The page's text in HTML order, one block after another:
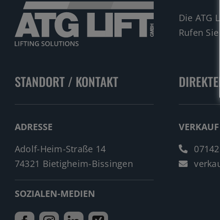
Die ATG
Rufen
STANDORT / KONTAKT
ADRESSE
Adolf-Heim-Straße 14
74321 Bietigheim-Bissingen
SOZIALEN-MEDIEN
VERKAUF